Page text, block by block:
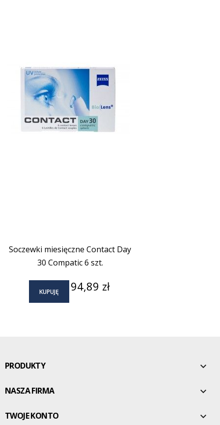
Soczewki miesięczne Contact Day
30 Compatic 6 szt.
KUPUJĘ Cena
94,89 zł
PRODUKTY 
NASZA FIRMA 
TWOJE KONTO 